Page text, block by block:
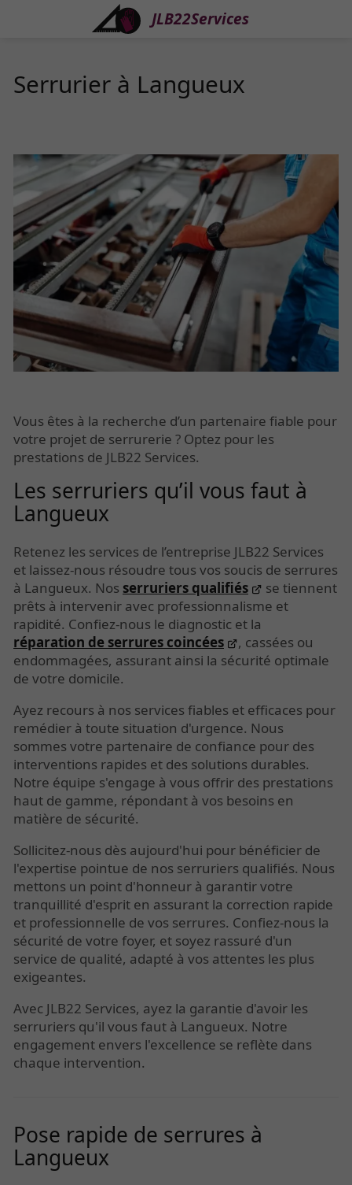
JLB22Services
Serrurier à Langueux
Vous êtes à la recherche d’un partenaire fiable pour
votre projet de serrurerie ? Optez pour les
prestations de JLB22 Services.
Les serruriers qu’il vous faut à
Langueux
Retenez les services de l’entreprise JLB22 Services
et laissez-nous résoudre tous vos soucis de serrures
à Langueux. Nos serruriers qualifiés
se tiennent
prêts à intervenir avec professionnalisme et
rapidité. Confiez-nous le diagnostic et la
réparation de serrures coincées
, cassées ou
endommagées, assurant ainsi la sécurité optimale
de votre domicile.
Ayez recours à nos services fiables et efficaces pour
remédier à toute situation d'urgence. Nous
sommes votre partenaire de confiance pour des
interventions rapides et des solutions durables.
Notre équipe s'engage à vous offrir des prestations
haut de gamme, répondant à vos besoins en
matière de sécurité.
Sollicitez-nous dès aujourd'hui pour bénéficier de
l'expertise pointue de nos serruriers qualifiés. Nous
mettons un point d'honneur à garantir votre
tranquillité d'esprit en assurant la correction rapide
et professionnelle de vos serrures. Confiez-nous la
sécurité de votre foyer, et soyez rassuré d'un
service de qualité, adapté à vos attentes les plus
exigeantes.
Avec JLB22 Services, ayez la garantie d'avoir les
serruriers qu'il vous faut à Langueux. Notre
engagement envers l'excellence se reflète dans
chaque intervention.
Pose rapide de serrures à
Langueux